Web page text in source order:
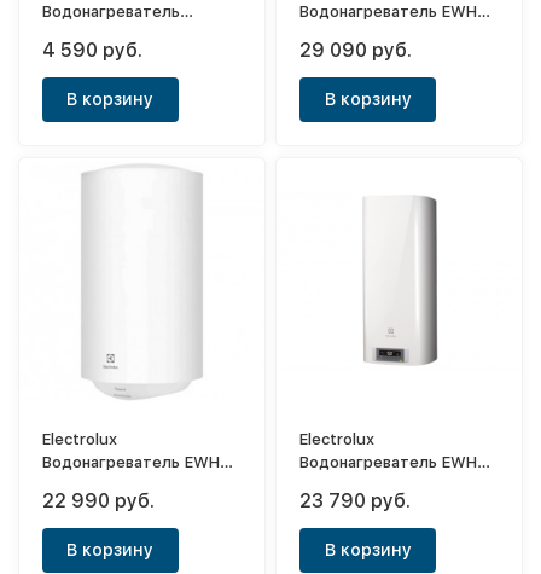
Водонагреватель
проточный Smartfix 2.0 T
(3,5 kW) - кран
4 590 руб.
В корзину
Водонагреватель EWH
29 090 руб.
В корзину
Electrolux
Водонагреватель EWH
22 990 руб.
В корзину
Electrolux
Водонагреватель EWH
23 790 руб.
В корзину